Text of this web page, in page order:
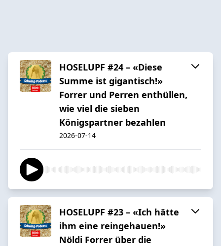
HOSELUPF #24 – «Diese
Summe ist gigantisch!»
Forrer und Perren enthüllen,
wie viel die sieben
Königspartner bezahlen
2026-07-14
HOSELUPF #23 – «Ich hätte
ihm eine reingehauen!»
Nöldi Forrer über die